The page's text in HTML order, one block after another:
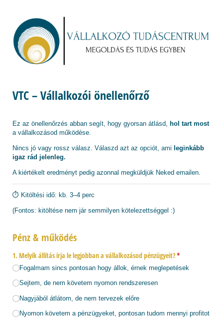
VTC – Vállalkozói önellenőrző
Ez az önellenőrzés abban segít, hogy gyorsan átlásd, hol tart most
a vállalkozásod működése.
Nincs jó vagy rossz válasz. Válaszd azt az opciót, ami leginkább
igaz rád jelenleg.
A kiértékelt eredményt pedig azonnal megküldjük Neked emailen.
⏱️ Kitöltési idő: kb. 3–4 perc
(Fontos: kitöltése nem jár semmilyen kötelezettséggel :)
Pénz & működés
1. Melyik állítás írja le legjobban a vállalkozásod pénzügyeit?*
(megadása
Fogalmam sincs pontosan hogy állok, érnek meglepetések
Sejtem, de nem követem nyomon rendszeresen
Nagyjából átlátom, de nem tervezek előre
Nyomon követem a pénzügyeket, pontosan tudom mennyi profitot